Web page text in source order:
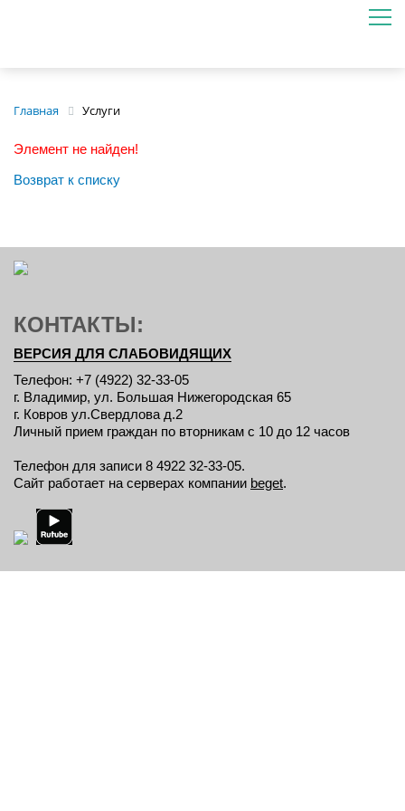
Главная Услуги
Элемент не найден!
Возврат к списку
КОНТАКТЫ:
ВЕРСИЯ ДЛЯ СЛАБОВИДЯЩИХ
Телефон: +7 (4922) 32-33-05
г. Владимир, ул. Большая Нижегородская 65
г. Ковров ул.Свердлова д.2
Личный прием граждан по вторникам с 10 до 12 часов
Телефон для записи 8 4922 32-33-05.
Сайт работает на серверах компании beget.